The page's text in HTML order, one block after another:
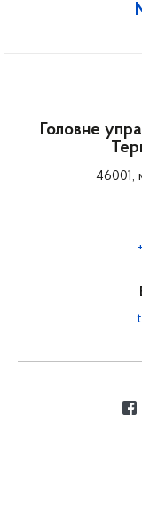
Головне
46001,